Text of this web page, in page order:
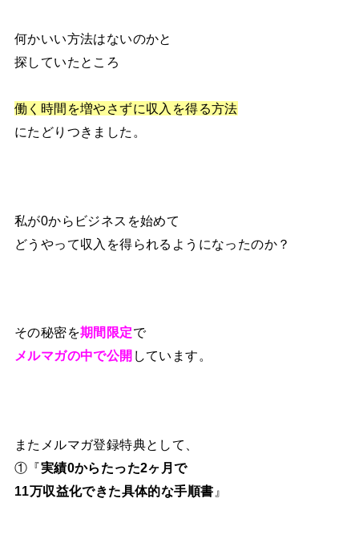
何かいい方法はないのかと
探していたところ
働く時間を増やさずに収入を得る方法
にたどりつきました。
私が0からビジネスを始めて
どうやって収入を得られるようになったのか？
その秘密を期間限定で
メルマガの中で公開 しています。
またメルマガ登録特典として、
①『実績0からたった2ヶ月で
11万収益化できた具体的な手順書 』